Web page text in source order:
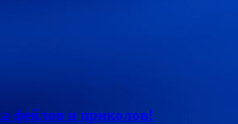
фейлов и приколов!